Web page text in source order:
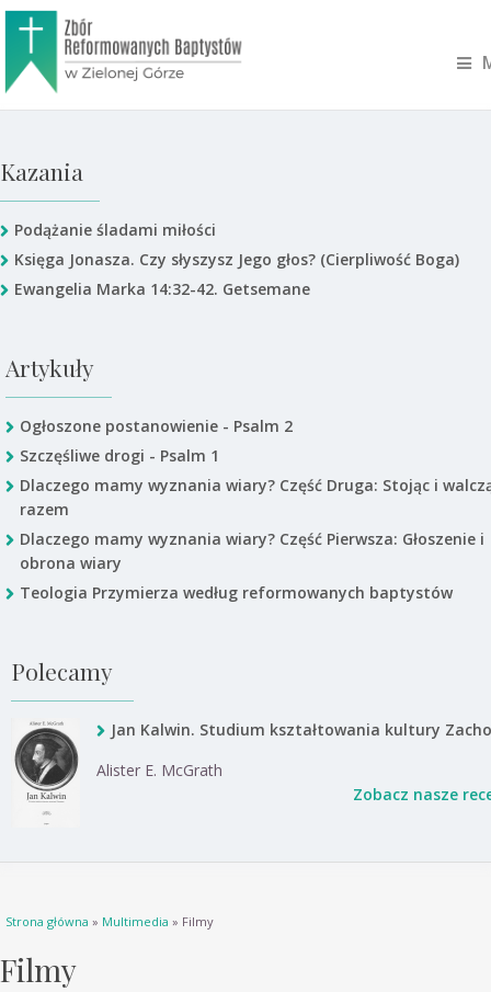
Kazania
Podążanie śladami miłości
Księga Jonasza. Czy słyszysz Jego głos? (Cierpliwość Boga)
Ewangelia Marka 14:32-42. Getsemane
Artykuły
Ogłoszone postanowienie - Psalm 2
Szczęśliwe drogi - Psalm 1
Dlaczego mamy wyznania wiary? Część Druga: Stojąc i
razem
Dlaczego mamy wyznania wiary? Część Pierwsza: Głoszenie i
obrona wiary
Teologia Przymierza według reformowanych baptystów
Polecamy
Jan Kalwin. Studium kształtowania kultury
Alister E. McGrath
Zobacz nasze
Jesteś tutaj
Strona główna » Multimedia » Filmy
Filmy